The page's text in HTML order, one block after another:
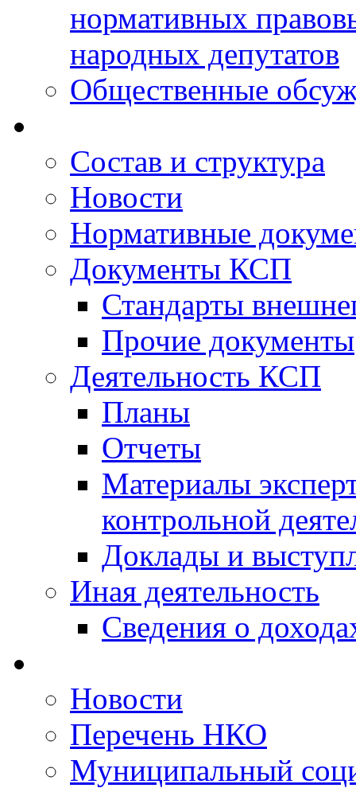
нормативных
народных депутатов
Общественные
Состав и структура
Новости
Нормативные
Документы КСП
Стандарты
Прочие документы
Деятельность КСП
Планы
Отчеты
Материалы
контрольной
Доклады и
Иная деятельность
Сведения о
Новости
Перечень НКО
Муниципальный